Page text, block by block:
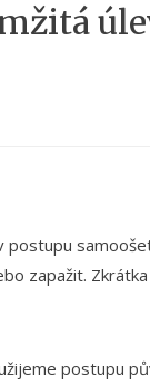
zapažit.
postupu